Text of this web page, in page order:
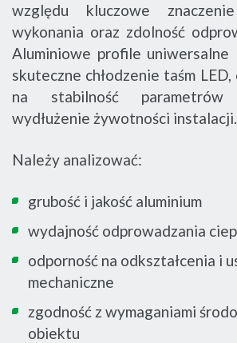
względu kluczowe
wykonania oraz zdolność
Aluminiowe profile uniwersalne
skuteczne chłodzenie taśm LED,
na stabilność
wydłużenie żywotności instalacji.
Należy analizować:
grubość i jakość aluminium
wydajność odprowadzania
odporność na odkształcenia i
mechaniczne
zgodność z wymaganiami
obiektu